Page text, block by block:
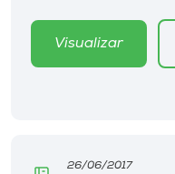
Visualizar
26/06/2017